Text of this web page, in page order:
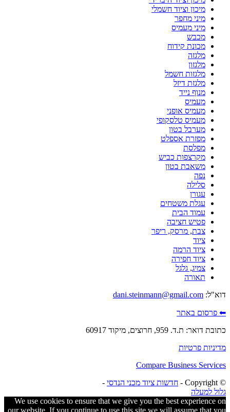
מיכון וציוד חשמלי
מיני מחפר
מיני מעמיס
מכבש
מכונת קידוח
מלגזה
מלגזון
מלגזות חשמל
מלגזת דיזל
מנוף נייד
מעמיס
מעמיס אופני
מעמיס טלסקופי
מערבל בטון
מפזרת אספלט
מפלסת
מקרצפות כביש
משאבת בטון
נפה
סלילה
עגורן
עגלת משטחים
עמוד הבית
פטיש חציבה
צבת, מרסק, ריפר
ציוד
ציוד הרמה
ציוד חפירה
צמיג, גלגל
תאורה
דוא"ל: dani.steinmann@gmail.com
⬅ פרסום באתר
כתובת דואר: ת.ד. 959, חרוצים, מיקוד 60917
מדיניות פרטיות
Compare Business Services
© ‫Copyright -
חדשות ציוד מכני הנדסי -
גלול למעלה
We use cookies to ensure that we give you the best experience on
our website. If you continue to use this site we will assume that you